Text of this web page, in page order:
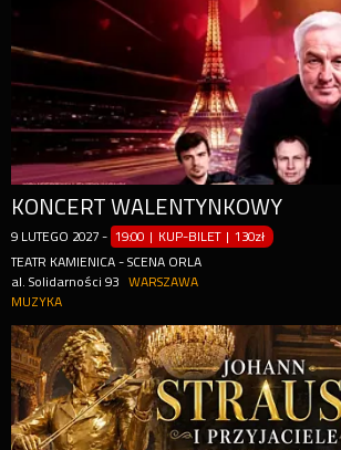
KONCERT WALENTYNKOWY
9 LUTEGO 2027 - 19:00 | KUP-BILET |130zł
TEATR KAMIENICA - SCENA ORLA
al. Solidarności 93
WARSZAWA
MUZYKA